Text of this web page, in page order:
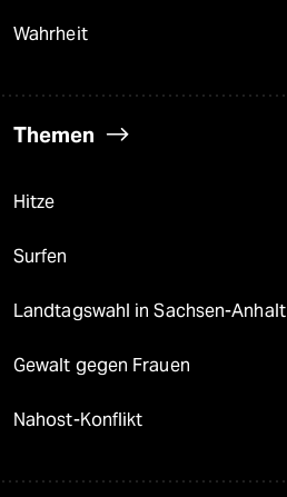
Wahrheit
Themen
Hitze
Surfen
Landtagswahl in Sachsen-Anhalt
Gewalt gegen Frauen
Nahost-Konflikt